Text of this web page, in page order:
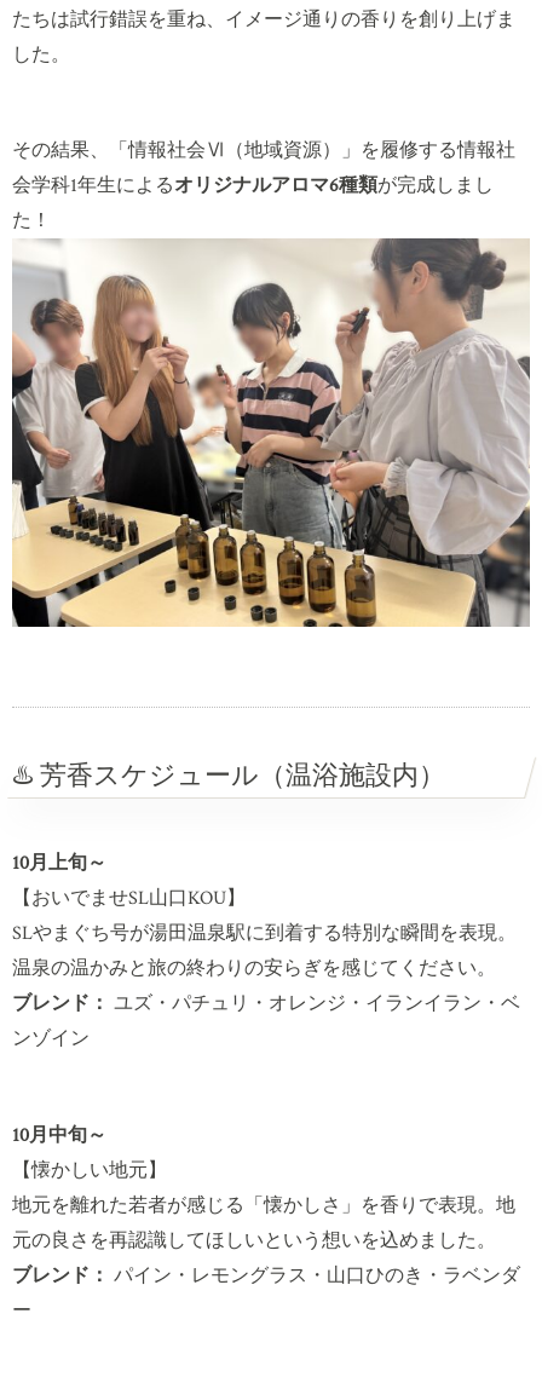
たちは試行錯誤を重ね、イメージ通りの香りを創り上げま
した。
その結果、「情報社会Ⅵ（地域資源）」を履修する情報社
会学科1年生によるオリジナルアロマ6種類が完成しまし
た！
♨️ 芳香スケジュール（温浴施設内）
10月上旬～
【おいでませSL山口KOU】
SLやまぐち号が湯田温泉駅に到着する特別な瞬間を表現。
温泉の温かみと旅の終わりの安らぎを感じてください。
ブレンド： ユズ・パチュリ・オレンジ・イランイラン・ベ
ンゾイン
10月中旬～
【懐かしい地元】
地元を離れた若者が感じる「懐かしさ」を香りで表現。地
元の良さを再認識してほしいという想いを込めました。
ブレンド： パイン・レモングラス・山口ひのき・ラベンダ
ー